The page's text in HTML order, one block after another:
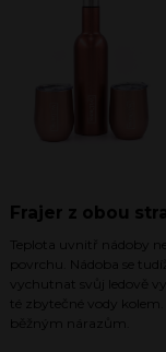
Frajer z obou
Teplota uvnitř nádoby
povrchu. Nádoba se
vychutnat svůj ledově
té zbytečné vody
běžným nárazům.